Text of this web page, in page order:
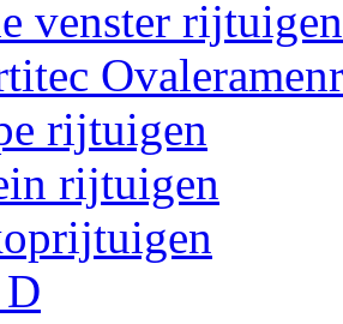
venster rijtuigen
rijtuigen
rijtuigen